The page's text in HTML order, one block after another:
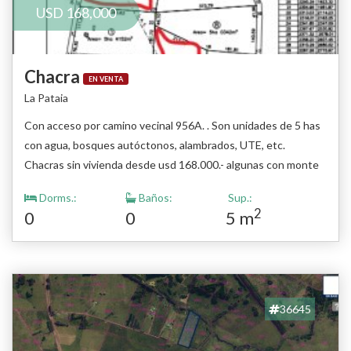
USD 168,000
Chacra EN VENTA
La Pataia
Con acceso por camino vecinal 956A. . Son unidades de 5 has
con agua, bosques autóctonos, alambrados, UTE, etc.
Chacras sin vivienda desde usd 168.000.- algunas con monte
Chacra 2 es de 5 has 0465m2 Padron 29726 Chacra 5 es de 5
has 0052m2 Padron 29729 Chacra 9 es de 5 has 0005m2
Padron 29733
Dorms.:
0
Baños:
0
Sup.:
5 m2
36645